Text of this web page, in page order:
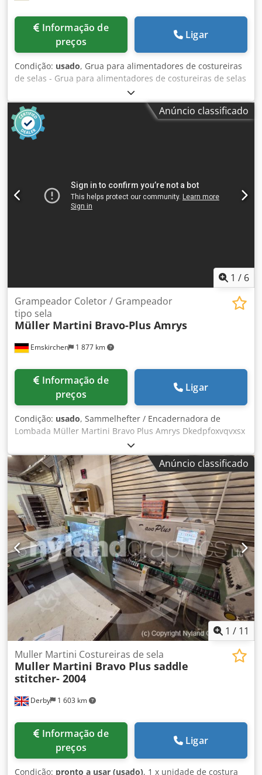
preços
Ligar
Condição: usado, Grua para alimentadores de costureiras
de selas - Grua para alimentadores de costureiras de selas
Müller Martini 3.060.054Carga útil máxima 300 KG
Inspeção por vídeo online através de vídeo Skype
Ficaríamos muito satisfeitos com a sua visita - mais
máquinas em stock Dkjdpfx Aeh Ax Dyjggsr Disponível de
imediato - Pode ser inspeccionado Emskirchen /
Anúncio classificado
1 / 6
Emskirchen 1 877 km
Grampeador Coletor / Grampeador
tipo sela
Müller Martini Bravo-Plus Amrys
preços
Ligar
Condição: usado, Sammelhefter / Encadernadora de
Lombada Müller Martini Bravo Plus Amrys Dkedpfoxvqvxsx
Agger Ano 2007 - Nº de Série MMZO 1 306 445 – Horas de
trabalho 7.100h Controle PLC com display - Velocidade
máxima de 14.000 ciclos/h. Tamanho (sem refilar) máx. 320
x 480mm - (refilado) mín. 105 x 148mm - Espessura
máxima do produto 5mm 6 Alimentadores Tipo 0370.0458 -
Nº de Série MMZO 1 306 445 Alimentador de capas Tipo
1529.0416 - Nº de Série NN35997/ZO1306447 Controle de
duplo folha/espessura Semko Tipo 0333.0435 Unidade de
grampeamento Bravo Plus Tipo 0380.0450 - Nº de Série
MMZO 1 306 445 Guilhotina trilateral / Three Knife
Trimmer 0449.0435 - Nº de Série MMZ0 1 306 445 Unidade
de saída de banda Müller Martini 1564.0400 Manuais
incluídos Inspeção por vídeo online via WhatsApp - MS
Zoom - Telegram Em estoque em Emskirchen/Nuremberg -
Disponível imediatamente - Pode ser testado
Anúncio classificado
1 / 11
Derby 1 603 km
Muller Martini Costureiras de sela
Muller Martini Bravo Plus saddle
stitcher- 2004
preços
Ligar
Condição: pronto a usar (usado), 1 x unidade de costura